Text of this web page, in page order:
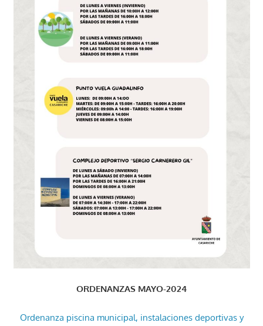
ORDENANZAS MAYO-2024
Ordenanza piscina municipal, instalaciones deportivas y